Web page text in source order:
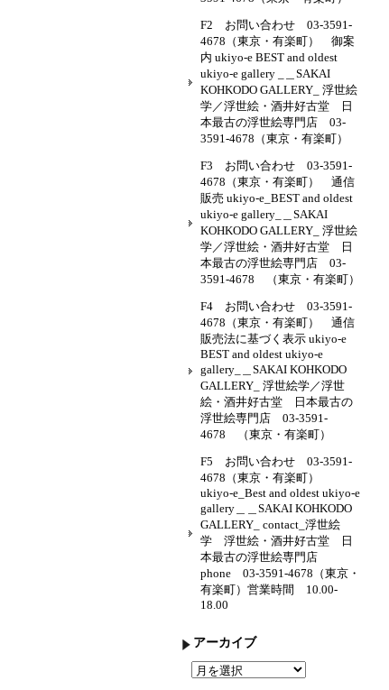
F2 お問い合わせ 03-3591-
4678（東京・有楽町） 御案
内 ukiyo-e BEST and oldest
ukiyo-e gallery _＿SAKAI
KOHKODO GALLERY_ 浮世絵
学／浮世絵・酒井好古堂 日
本最古の浮世絵専門店 03-
3591-4678（東京・有楽町）
F3 お問い合わせ 03-3591-
4678（東京・有楽町） 通信
販売 ukiyo-e_BEST and oldest
ukiyo-e gallery_＿SAKAI
KOHKODO GALLERY_ 浮世絵
学／浮世絵・酒井好古堂 日
本最古の浮世絵専門店 03-
3591-4678 （東京・有楽町）
F4 お問い合わせ 03-3591-
4678（東京・有楽町） 通信
販売法に基づく表示 ukiyo-e
BEST and oldest ukiyo-e
gallery_＿SAKAI KOHKODO
GALLERY_ 浮世絵学／浮世
絵・酒井好古堂 日本最古の
浮世絵専門店 03-3591-
4678 （東京・有楽町）
F5 お問い合わせ 03-3591-
4678（東京・有楽町）
ukiyo-e_Best and oldest ukiyo-e
gallery＿＿SAKAI KOHKODO
GALLERY_ contact_浮世絵
学 浮世絵・酒井好古堂 日
本最古の浮世絵専門店
phone 03-3591-4678（東京・
有楽町）営業時間 10.00-
18.00
アーカイブ
ア
ー